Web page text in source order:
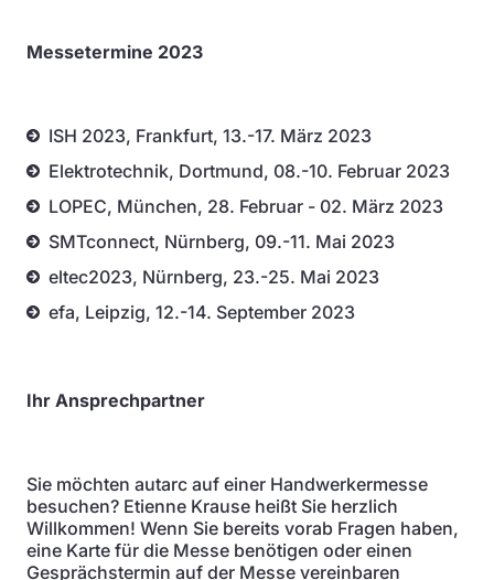
Messetermine 2023
ISH 2023, Frankfurt, 13.-17. März 2023
Elektrotechnik, Dortmund, 08.-10. Februar 2023
LOPEC, München, 28. Februar - 02. März 2023
SMTconnect, Nürnberg, 09.-11. Mai 2023
eltec2023, Nürnberg, 23.-25. Mai 2023
efa, Leipzig, 12.-14. September 2023
Ihr Ansprechpartner
Sie möchten autarc auf einer Handwerkermesse
besuchen? Etienne Krause heißt Sie herzlich
Willkommen! Wenn Sie bereits vorab Fragen haben,
eine Karte für die Messe benötigen oder einen
Gesprächstermin auf der Messe vereinbaren